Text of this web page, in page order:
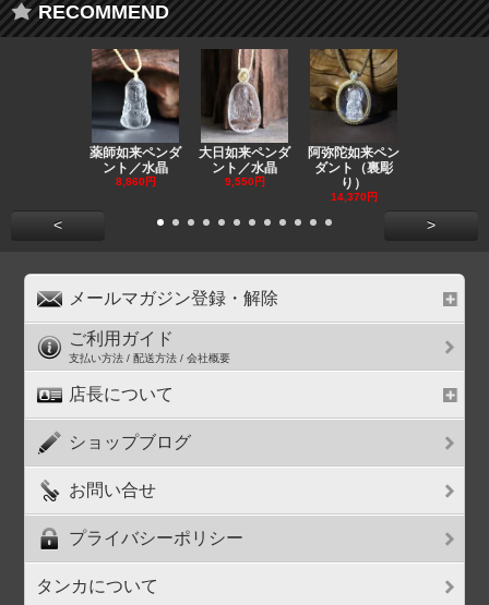
RECOMMEND
薬師如来ペンダ
ント／水晶
8,860円
大日如来ペンダ
ント／水晶
9,550円
阿弥陀如来ペン
ダント（裏彫
り）
14,370円
< >
メールマガジン登録・解除
ご利用ガイド
支払い方法 / 配送方法 / 会社概要
店長について
ショップブログ
お問い合せ
プライバシーポリシー
タンカについて